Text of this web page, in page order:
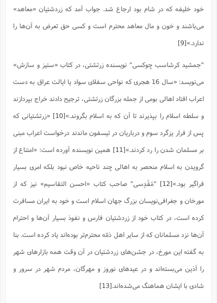
خود خلیفه که در شام بود ارجاع شد. جواب آمد که زردشتیان «معاهد»
مى‌باشند و خون و مال معاهد محترم است و کسى حق تعرض به آن‌ها را
ندارد.»[9]
"جمشید کرشاسب چوکسی" نویسنده زرتشتی، در کتاب «ستیز و سازش»
می‌نویسد: «سال 16 هجری که نواحی سفلای سواد یا ایالت عراق به دست
اعراب افتاد اهالی بومی از جمله بزرگان زرتشتی، ترجیح دادند خراج بپردازند
و سلطه اسلام را بپذیرند تا آن که به اسلام بگروند.»[10]
«زرتشتیانی که
پس از فرار یزگرد سوم و درباریان در تیسفون ماندند درخواست اعراب مبنی
بر مسلمان شدن را رد کردند.»[11]
همین نویسنده آورده است: «امتناع از
گرویدن به اسلام منحصر به اهالی چند ناحیه خاص نبود بلکه امری بسیار
فراگیر بود.»[12]
"مَقْدِسى" صاحب کتاب «احسن التقاسیم» نیز که از
مورخان و جغرافى‌نویسان بزرگ جهان اسلام است و خود به ایران مسافرت
کرده است، در کتاب خود از زردشتیان فارس و نفوذ بسیار آن‌ها و احترام
آن‌ها نزد مسلمانان که از سایر اهل ذمّه محترم‌تر بوده‌اند یاد کرده است. بنا
به گفته این مورخ، در جشن‌هاى زردشتیان در آن وقت همه بازارهاى شهر
را آذین مى‌بسته‌اند و در عیدهاى نوروز و مهرگان، مردم شهر در سرور و
شادى با ایشان هماهنگ مى‌شده‌اند.[13]